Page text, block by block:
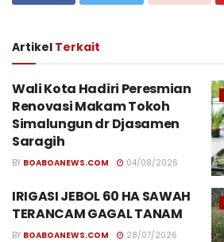
Artikel Terkait
Wali Kota Hadiri Peresmian
Renovasi Makam Tokoh
Simalungun dr Djasamen
Saragih
BY BOABOANEWS.COM 04/08/2026
IRIGASI JEBOL 60 HA SAWAH
TERANCAM GAGAL TANAM
BY BOABOANEWS.COM 28/07/2026